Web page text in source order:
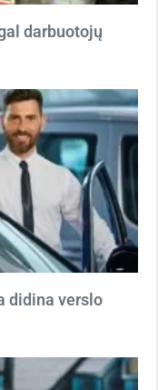
darbuotojų
didina verslo